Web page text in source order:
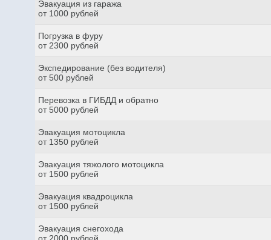
Эвакуация из гаража
от 1000 рублей
Погрузка в фуру
от 2300 рублей
Экспедирование (без водителя)
от 500 рублей
Перевозка в ГИБДД и обратно
от 5000 рублей
Эвакуация мотоцикла
от 1350 рублей
Эвакуация тяжолого мотоцикла
от 1500 рублей
Эвакуация квадроцикла
от 1500 рублей
Эвакуация снегохода
от 2000 рублей